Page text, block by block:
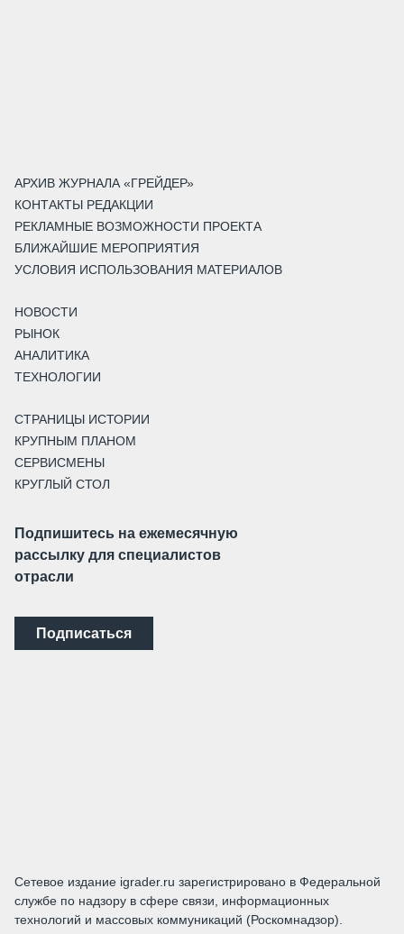
АРХИВ ЖУРНАЛА «ГРЕЙДЕР»
КОНТАКТЫ РЕДАКЦИИ
РЕКЛАМНЫЕ ВОЗМОЖНОСТИ ПРОЕКТА
БЛИЖАЙШИЕ МЕРОПРИЯТИЯ
УСЛОВИЯ ИСПОЛЬЗОВАНИЯ МАТЕРИАЛОВ
НОВОСТИ
РЫНОК
АНАЛИТИКА
ТЕХНОЛОГИИ
СТРАНИЦЫ ИСТОРИИ
КРУПНЫМ ПЛАНОМ
СЕРВИСМЕНЫ
КРУГЛЫЙ СТОЛ
Подпишитесь на ежемесячную
рассылку для специалистов
отрасли
Подписаться
Сетевое издание igrader.ru зарегистрировано в Федеральной
службе по надзору в сфере связи, информационных
технологий и массовых коммуникаций (Роскомнадзор).